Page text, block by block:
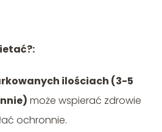
ilościach (3-5
może wspierać zdrowie
ochronnie.